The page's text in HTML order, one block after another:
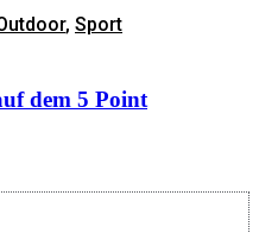
, Sport
dem 5 Point